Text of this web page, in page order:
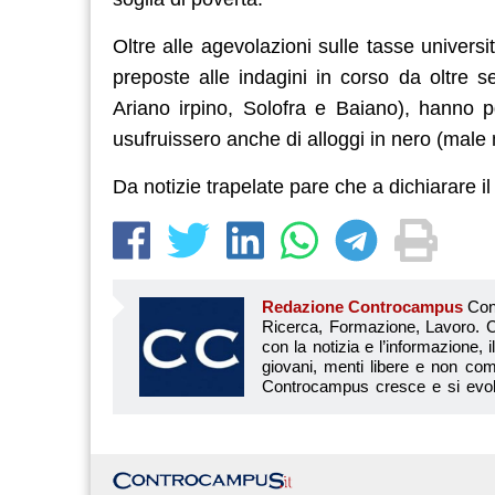
Oltre alle agevolazioni sulle tasse
preposte alle indagini in corso da oltre
Ariano irpino, Solofra e Baiano), hanno
usufruissero anche di alloggi in nero (male
Da notizie trapelate pare che a dichiarare
Redazione Controcampus Controcampus è Il magazine più letto dai giovani su: Scuola, Università, Ricerca, Formazione, Lavoro. Controcampus nasce nell’ottobre 2001 con la missione di affiancare con la notizia e l’informazione, il mondo dell’istruzione e dell’università. Il suo cuore pulsante sono i giovani, menti libere e non compromesse da nessun interesse di parte. Il progetto è ambizioso e Controcampus cresce e si evolve arricchendo il proprio staff con nuovi giovani vogliosi di